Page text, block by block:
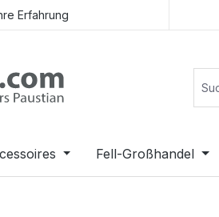
Erfahrung
Fell-Großhandel